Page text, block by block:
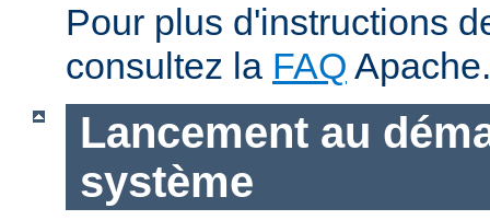
Pour plus d'instructions
consultez la FAQ Apache.
Lancement au
système